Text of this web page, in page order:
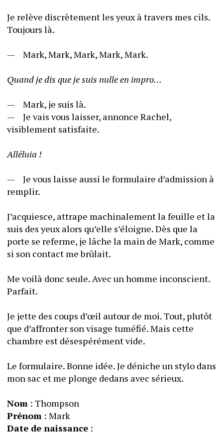
Je relève discrètement les yeux à travers mes cils.
—	Mark, Mark, Mark, Mark, Mark.
Quand je dis que je suis nulle en impro…
—	Mark, je suis là.
—	Je vais vous laisser, annonce Rachel,
Alléluia !
—	Je vous laisse aussi le formulaire d’admission à
remplir.
J’acquiesce, attrape machinalement la feuille et la
suis des yeux alors qu’elle s’éloigne. Dès que la
porte se referme, je lâche la main de Mark, comme
Me voilà donc seule. Avec un homme inconscient.
Parfait.
Je jette des coups d’œil autour de moi. Tout, plutôt
que d’affronter son visage tuméfié. Mais cette
Le formulaire. Bonne idée. Je déniche un stylo dans
mon sac et me plonge dedans avec sérieux.
Nom : Thompson
Prénom : Mark
Date de naissance :